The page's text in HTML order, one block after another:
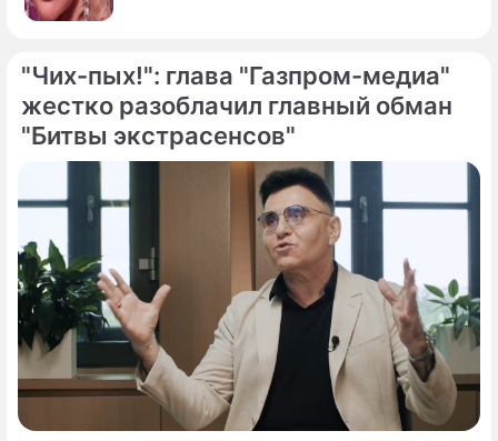
"Чих-пых!": глава "Газпром-медиа"
жестко разоблачил главный обман
"Битвы экстрасенсов"